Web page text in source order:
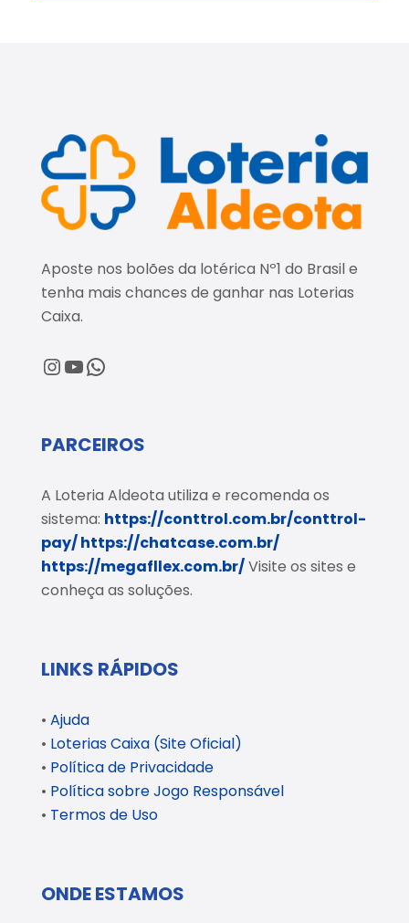
Aposte nos bolões da lotérica Nº1 do Brasil e
tenha mais chances de ganhar nas Loterias
Caixa.
@loteriaaldeota
@loteriaaldeota
Central de Atendimento
PARCEIROS
A Loteria Aldeota utiliza e recomenda os
sistema: https://conttrol.com.br/conttrol-
pay/https://chatcase.com.br/
https://megafllex.com.br/Visite os sites e
conheça as soluções.
LINKS RÁPIDOS
• Ajuda
• Loterias Caixa (Site Oficial)
• Política de Privacidade
• Política sobre Jogo Responsável
• Termos de Uso
ONDE ESTAMOS